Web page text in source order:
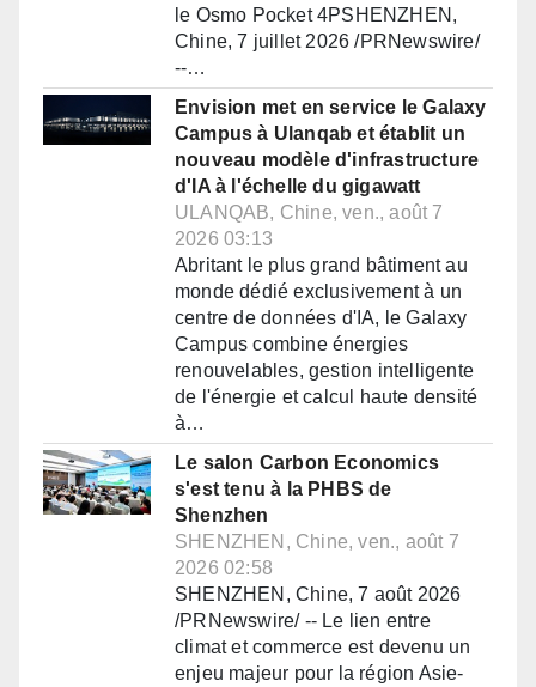
le Osmo Pocket 4PSHENZHEN,
Chine, 7 juillet 2026 /PRNewswire/
--…
Envision met en service le Galaxy
Campus à Ulanqab et établit un
nouveau modèle d'infrastructure
d'IA à l'échelle du gigawatt
ULANQAB, Chine, ven., août 7
2026 03:13
Abritant le plus grand bâtiment au
monde dédié exclusivement à un
centre de données d'IA, le Galaxy
Campus combine énergies
renouvelables, gestion intelligente
de l'énergie et calcul haute densité
à…
Le salon Carbon Economics
s'est tenu à la PHBS de
Shenzhen
SHENZHEN, Chine, ven., août 7
2026 02:58
SHENZHEN, Chine, 7 août 2026
/PRNewswire/ -- Le lien entre
climat et commerce est devenu un
enjeu majeur pour la région Asie-